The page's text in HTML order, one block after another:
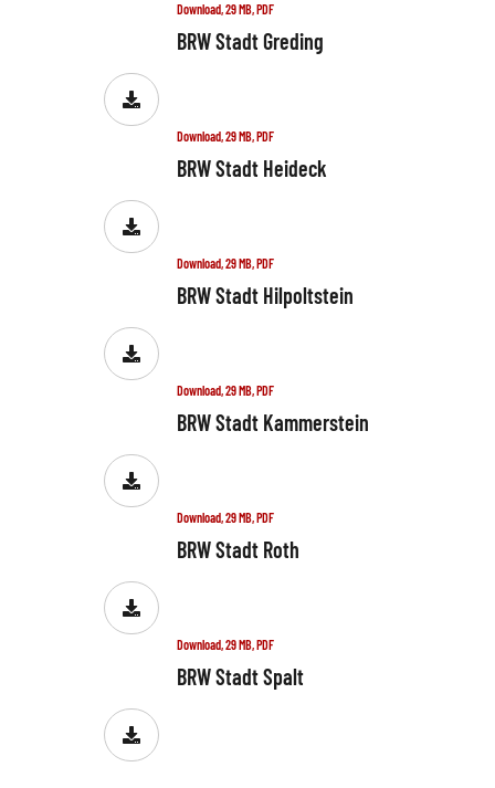
Download, 29 MB, PDF
BRW Stadt Greding
Download, 29 MB, PDF
BRW Stadt Heideck
Download, 29 MB, PDF
BRW Stadt Hilpoltstein
Download, 29 MB, PDF
BRW Stadt Kammerstein
Download, 29 MB, PDF
BRW Stadt Roth
Download, 29 MB, PDF
BRW Stadt Spalt